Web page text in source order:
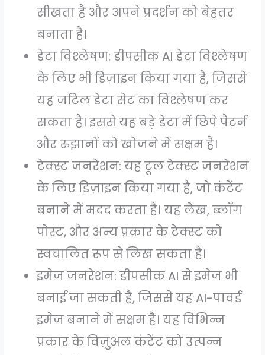
सीखता है और अपने प्रदर्शन को बेहतर
बनाता है।
डेटा विश्लेषण: डीपसीक AI डेटा विश्लेषण
के लिए भी डिज़ाइन किया गया है, जिससे
यह जटिल डेटा सेट का विश्लेषण कर
सकता है। इससे यह बड़े डेटा में छिपे पैटर्न
और रुझानों को खोजने में सक्षम है।
टेक्स्ट जनरेशन: यह टूल टेक्स्ट जनरेशन
के लिए डिज़ाइन किया गया है, जो कंटेंट
बनाने में मदद करता है। यह लेख, ब्लॉग
पोस्ट, और अन्य प्रकार के टेक्स्ट को
स्वचालित रूप से लिख सकता है।
इमेज जनरेशन: डीपसीक AI से इमेज भी
बनाई जा सकती है, जिससे यह AI-पावर्ड
इमेज बनाने में सक्षम है। यह विभिन्न
प्रकार के विज़ुअल कंटेंट को उत्पन्न